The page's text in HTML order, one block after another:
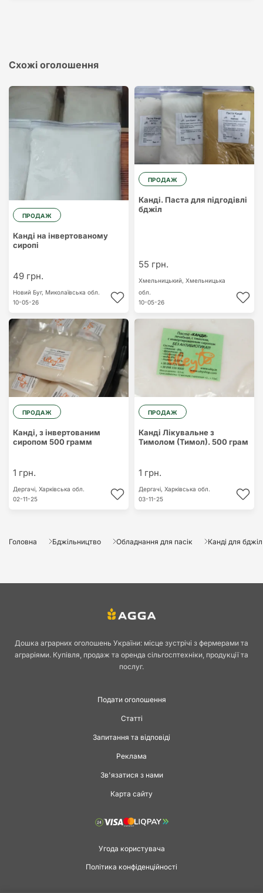
Схожі оголошення
ПРОДАЖ
Канді на інвертованому
сиропі
49 грн.
Новий Буг, Миколаївська обл.
10-05-26
ПРОДАЖ
Канді. Паста для підгодівлі
бджіл
55 грн.
Хмельницький, Хмельницька
обл.
10-05-26
ПРОДАЖ
Канді, з інвертованим
сиропом 500 грамм
1 грн.
Дергачі, Харківська обл.
02-11-25
ПРОДАЖ
Канді Лікувальне з
Тимолом (Тимол). 500 грам
1 грн.
Дергачі, Харківська обл.
03-11-25
Головна Бджільництво Обладнання для пасік Канді для бджіл
Дошка аграрних оголошень України: місце зустрічі з фермерами та
аграріями. Купівля, продаж та оренда сільгосптехніки, продукції та
послуг.
Подати оголошення
Статті
Запитання та відповіді
Реклама
Зв'язатися з нами
Карта сайту
Угода користувача
Політика конфіденційності